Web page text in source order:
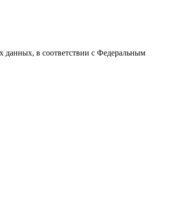
данных, в соответствии с Федеральным